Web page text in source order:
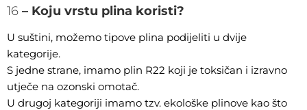
16 – Koju vrstu plina koristi?
U suštini, možemo tipove plina podijeliti u dvije
kategorije.
S jedne strane, imamo plin R22 koji je toksičan i izravno
utječe na ozonski omotač.
U drugoj kategoriji imamo tzv. ekološke plinove kao što